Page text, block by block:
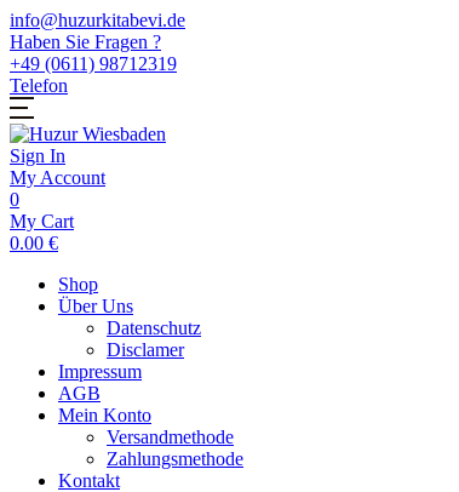
info@huzurkitabevi.de
Haben Sie Fragen ?
+49 (0611) 98712319
Telefon
Sign In
My Account
0
My Cart
0.00 €
Shop
Über Uns
Datenschutz
Disclamer
Impressum
AGB
Mein Konto
Versandmethode
Zahlungsmethode
Kontakt